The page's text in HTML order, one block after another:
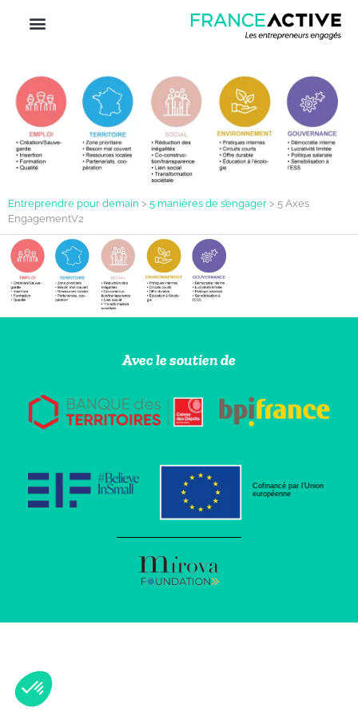
Entreprendre pour demain > 5 manières de s’engager > 5 Axes
EngagementV2
Avec le soutien de
Cofinancé par l’Union
européenne